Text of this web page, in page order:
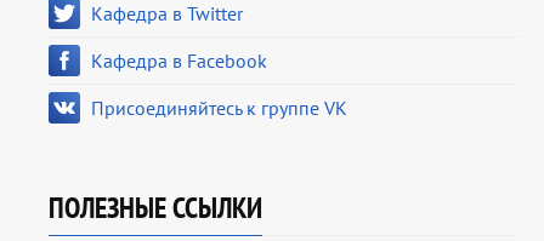
Кафедра в Twitter
Кафедра в Facebook
Присоединяйтесь к группе VK
ПОЛЕЗНЫЕ ССЫЛКИ